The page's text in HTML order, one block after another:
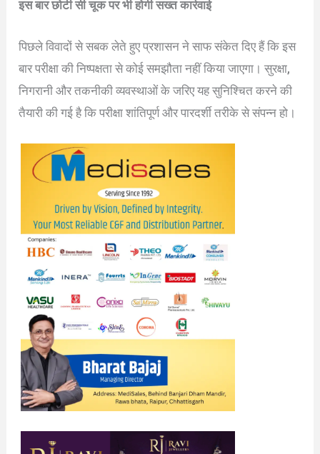
इस बार छोटी सी चूक पर भी होगी सख्त कार्रवाई
पिछले विवादों से सबक लेते हुए प्रशासन ने साफ संकेत दिए हैं कि इस
बार परीक्षा की निष्पक्षता से कोई समझौता नहीं किया जाएगा। सुरक्षा,
निगरानी और तकनीकी व्यवस्थाओं के जरिए यह सुनिश्चित करने की
तैयारी की गई है कि परीक्षा शांतिपूर्ण और पारदर्शी तरीके से संपन्न हो।